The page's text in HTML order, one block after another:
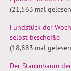
(21,563 mal
Fundstück der
selbst bescheiße
(18,883 mal
Der Stammbaum